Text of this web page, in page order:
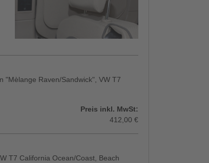
"Mèlange Raven/Sandwick", VW T7
Preis inkl. MwSt:
412,00 €
T7 California Ocean/Coast, Beach